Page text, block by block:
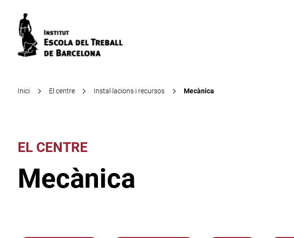
Inici El centre Instal·lacions i recursos Mecànica
EL CENTRE
Mecànica